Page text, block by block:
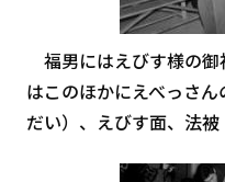
福男にはえびす様の御
はこのほかにえべっさ
だい）、えびす面、法被